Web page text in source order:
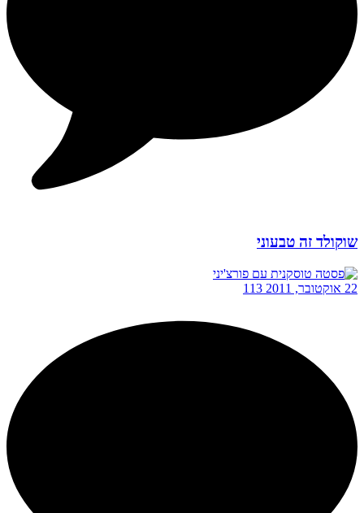
שוקולד זה טבעוני
22 אוקטובר, 2011 113